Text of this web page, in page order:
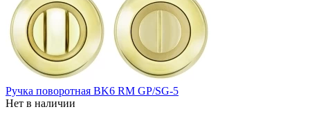
Ручка поворотная BK6 RM GP/SG-5
Нет в наличии